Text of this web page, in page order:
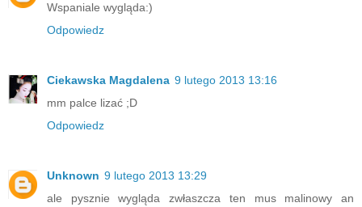
Wspaniale wygląda:)
Odpowiedz
Ciekawska Magdalena 9 lutego 2013 13:16
mm palce lizać ;D
Odpowiedz
Unknown 9 lutego 2013 13:29
ale pysznie wygląda zwłaszcza ten mus malinowy an